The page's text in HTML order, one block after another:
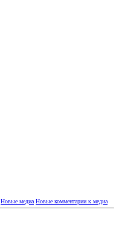
Новые медиа Новые комментарии к медиа